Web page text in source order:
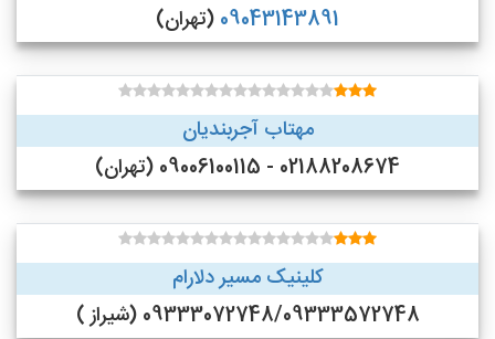
09043143891 (تهران)
مهتاب آجربندیان
02188208674 - 09006100115 (تهران)
کلینیک مسیر دلارام
09333072748/09333572748 (شیراز )